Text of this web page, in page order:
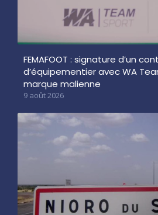
FEMAFOOT : signature d’un
d’équipementier avec WA
marque malienne
9 août 2026